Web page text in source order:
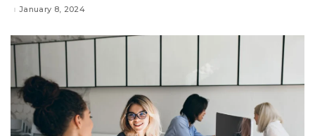
January 8, 2024